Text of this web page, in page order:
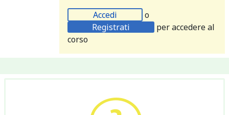
Accedi
o
Registrati
per accedere al
corso